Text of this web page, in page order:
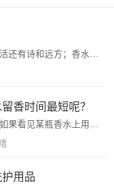
生活不只是眼前的苟且，生活还有诗和远方；香水不只是妩媚的花与果，还有或清雅或浓郁的茶香。茶在香水中就是这么一种特殊的存在，说它属于绿叶调的范畴吧，可它偏偏又多了...
香时间最短呢？
一般来说的话，是古龙水。如果看见某瓶香水上用英文名写着Eau de Cologne就是了。虽然没有明确规定，但一般标着EDC的古龙水纯香精含量只占2-5%，所以...
用品